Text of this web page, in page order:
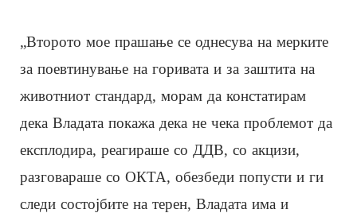
„Второто мое прашање се однесува на мерките
за поевтинување на горивата и за заштита на
животниот стандард, морам да констатирам
дека Владата покажа дека не чека проблемот да
експлодира, реагираше со ДДВ, со акцизи,
разговараше со ОКТА, обезбеди попусти и ги
следи состојбите на терен, Владата има и